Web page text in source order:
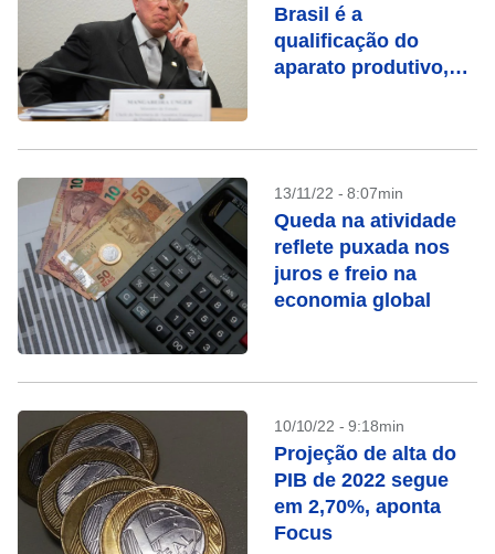
Brasil é a
qualificação do
aparato produtivo,
13/11/22 - 8:07min
Queda na atividade
reflete puxada nos
juros e freio na
economia global
10/10/22 - 9:18min
Projeção de alta do
PIB de 2022 segue
em 2,70%, aponta
Focus